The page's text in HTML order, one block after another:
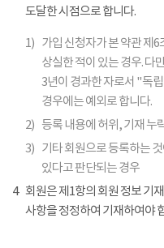
도달한 시점으로 합니다.
1) 가입 신청자가 본 약관 제
상실한 적이 있는 경우. 다
3년이 경과한 자로서 "독
경우에는 예외로 합니다.
2) 등록 내용에 허위, 기재 누
3) 기타 회원으로 등록하는
있다고 판단되는 경우
4
회원은 제1항의 회원 정보 기
사항을 정정하여 기재하여야